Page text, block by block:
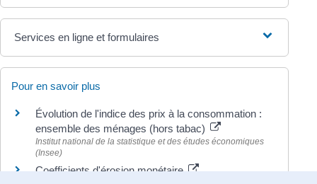
Services en ligne et formulaires
Pour en savoir plus
Évolution de l'indice des prix à la consommation :
ensemble des ménages (hors tabac)
Institut national de la statistique et des études économiques
(Insee)
Coefficients d'érosion monétaire